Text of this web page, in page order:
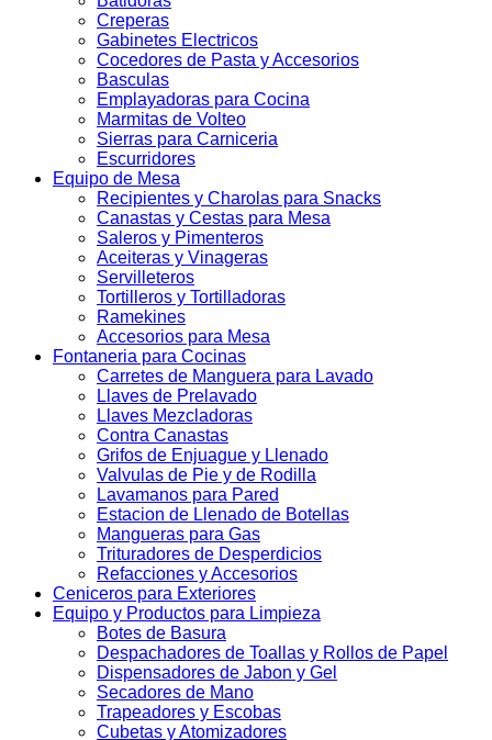
Creperas
Gabinetes Electricos
Cocedores de Pasta y Accesorios
Basculas
Emplayadoras para Cocina
Marmitas de Volteo
Sierras para Carniceria
Escurridores
Equipo de Mesa
Recipientes y Charolas para Snacks
Canastas y Cestas para Mesa
Saleros y Pimenteros
Aceiteras y Vinageras
Servilleteros
Tortilleros y Tortilladoras
Ramekines
Accesorios para Mesa
Fontaneria para Cocinas
Carretes de Manguera para Lavado
Llaves de Prelavado
Llaves Mezcladoras
Contra Canastas
Grifos de Enjuague y Llenado
Valvulas de Pie y de Rodilla
Lavamanos para Pared
Estacion de Llenado de Botellas
Mangueras para Gas
Trituradores de Desperdicios
Refacciones y Accesorios
Ceniceros para Exteriores
Equipo y Productos para Limpieza
Botes de Basura
Despachadores de Toallas y Rollos de Papel
Dispensadores de Jabon y Gel
Secadores de Mano
Trapeadores y Escobas
Cubetas y Atomizadores